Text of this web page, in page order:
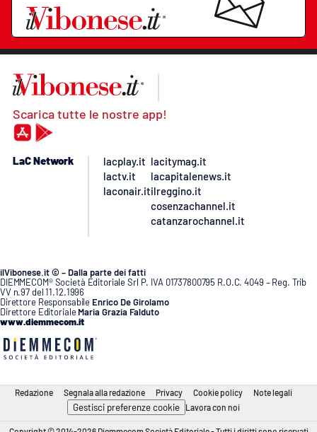
Scarica tutte le nostre app!
LaC Network
lacplay.it
lactv.it
laconair.it
lacitymag.it
lacapitalenews.it
ilreggino.it
cosenzachannel.it
catanzarochannel.it
ilVibonese.it © – Dalla parte dei fatti
DIEMMECOM® Società Editoriale Srl P. IVA 01737800795 R.O.C. 4049 – Reg. Trib
VV n.97 del 11.12.1996
Direttore Responsabile Enrico De Girolamo
Direttore Editoriale Maria Grazia Falduto
www.diemmecom.it
Redazione Segnala alla redazione Privacy Cookie policy Note legali
Gestisci preferenze cookie Lavora con noi